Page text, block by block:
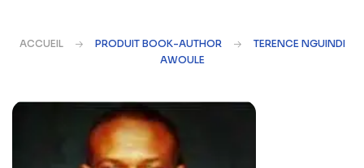
ACCUEIL PRODUIT BOOK-AUTHOR
TERENCE NGUINDI
AWOULE